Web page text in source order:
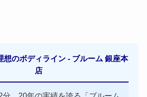
想のボディライン - ブルーム 銀座本
店